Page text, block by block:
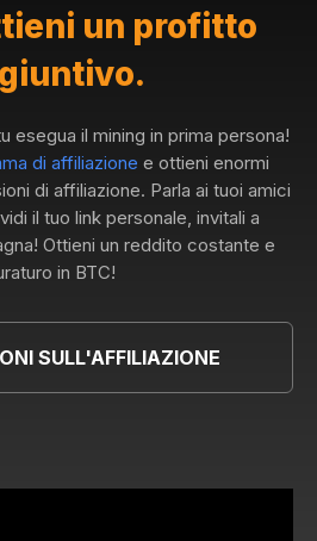
un profitto
esegua il mining in prima persona!
di affiliazione e ottieni enormi
di affiliazione. Parla ai tuoi amici
il tuo link personale, invitali a
Ottieni un reddito costante e
in BTC!
SULL'AFFILIAZIONE